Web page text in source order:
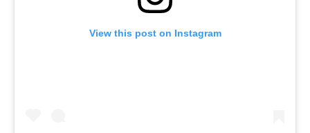
View this post on Instagram